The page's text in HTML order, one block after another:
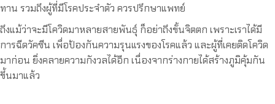
ทาน รวมถึงผู้ที่มีโรคประจำตัว ควรปรึกษาแพทย์
ถึงแม้ว่าจะมีโควิดมาหลายสายพันธุ์ ก็อย่าถึงขั้นจิตตก เพราะเราได้มี
การฉีดวัคซีน เพื่อป้องกันความรุนแรงของโรคแล้ว และผู้ที่เคยติดโควิด
มาก่อน ยิ่งคลายความกังวลได้อีก เนื่องจากร่างกายได้สร้างภูมิคุ้มกัน
ขึ้นมาแล้ว